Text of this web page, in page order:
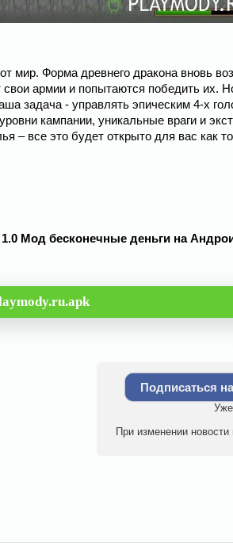
мир. Форма древнего дракона вновь
армии и попытаются победить их.
задача - управлять эпическим 4-х
кампании, уникальные враги и
все это будет открыто для вас как
1.0 Мод бесконечные деньги на
Подписаться
При изменении